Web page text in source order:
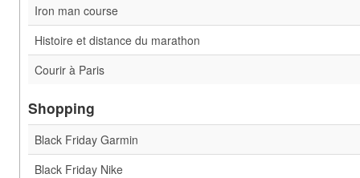
Iron man course
Histoire et distance du marathon
Courir à Paris
Shopping
Black Friday Garmin
Black Friday Nike